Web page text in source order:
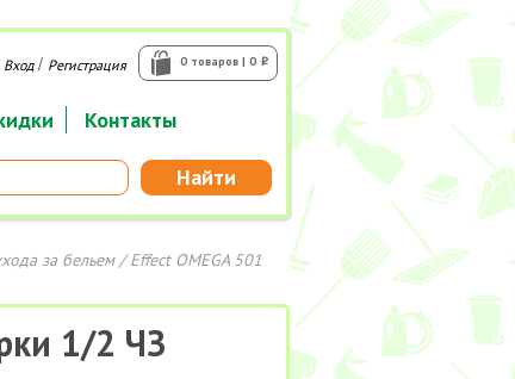
Контакты
Найти
0 товаров | 0 i
Вход/ Регистрация
за бельем/ Effect OMEGA 501
1/2 ЧЗ